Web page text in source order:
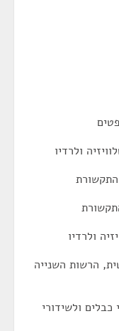
ולרדיו
ולרדיו
הרשות השנייה
ולשידורי